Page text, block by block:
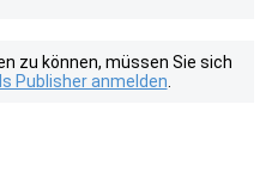
zu können, müssen Sie sich
Publisher anmelden